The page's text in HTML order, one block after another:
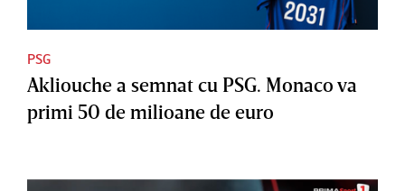
PSG
Akliouche a semnat cu PSG. Monaco va
primi 50 de milioane de euro